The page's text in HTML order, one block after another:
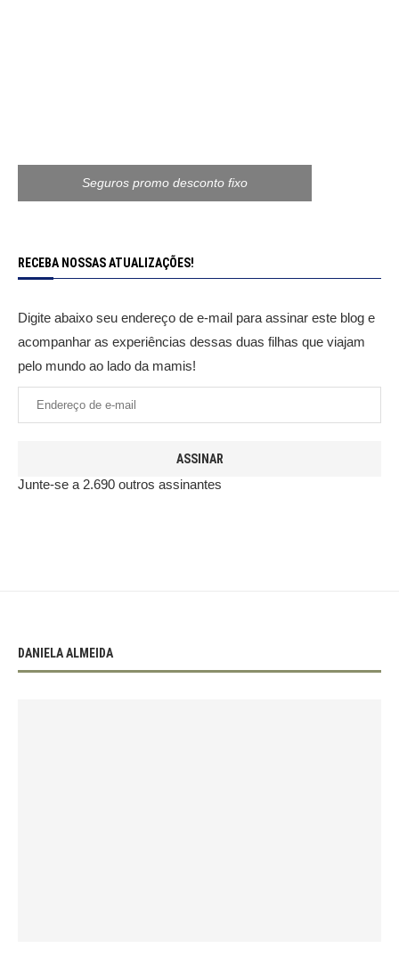
Seguros promo desconto fixo
RECEBA NOSSAS ATUALIZAÇÕES!
Digite abaixo seu endereço de e-mail para assinar este blog e
acompanhar as experiências dessas duas filhas que viajam
pelo mundo ao lado da mamis!
ASSINAR
Junte-se a 2.690 outros assinantes
DANIELA ALMEIDA